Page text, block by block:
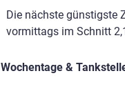
Die nächste günstigste
vormittags im Schnitt
Wochentage &